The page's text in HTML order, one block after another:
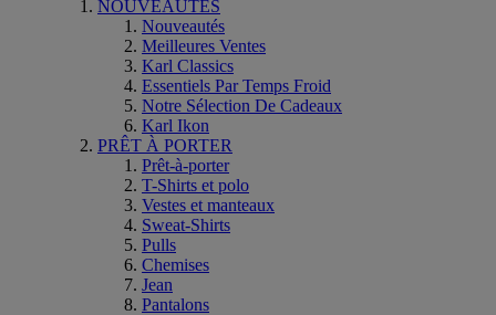
NOUVEAUTÉS
Nouveautés
Meilleures Ventes
Karl Classics
Essentiels Par Temps Froid
Notre Sélection De Cadeaux
Karl Ikon
PRÊT À PORTER
Prêt-à-porter
T-Shirts et polo
Vestes et manteaux
Sweat-Shirts
Pulls
Chemises
Jean
Pantalons